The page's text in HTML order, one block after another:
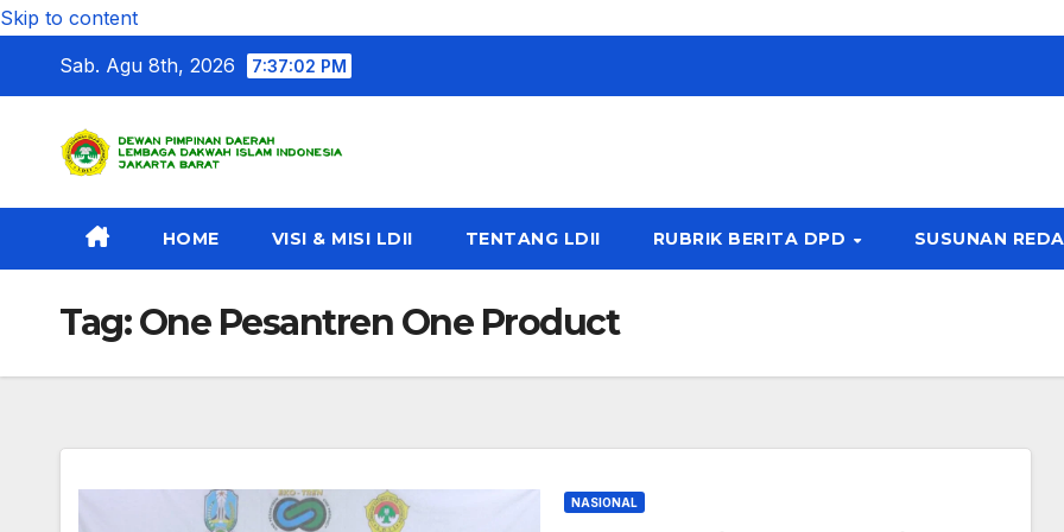
Skip to content
Sab. Agu 8th, 2026
7:37:02 PM
HOME VISI & MISI LDII TENTANG LDII RUBRIK BERITA DPD SUSUNAN
Tag:One Pesantren One Product
NASIONAL